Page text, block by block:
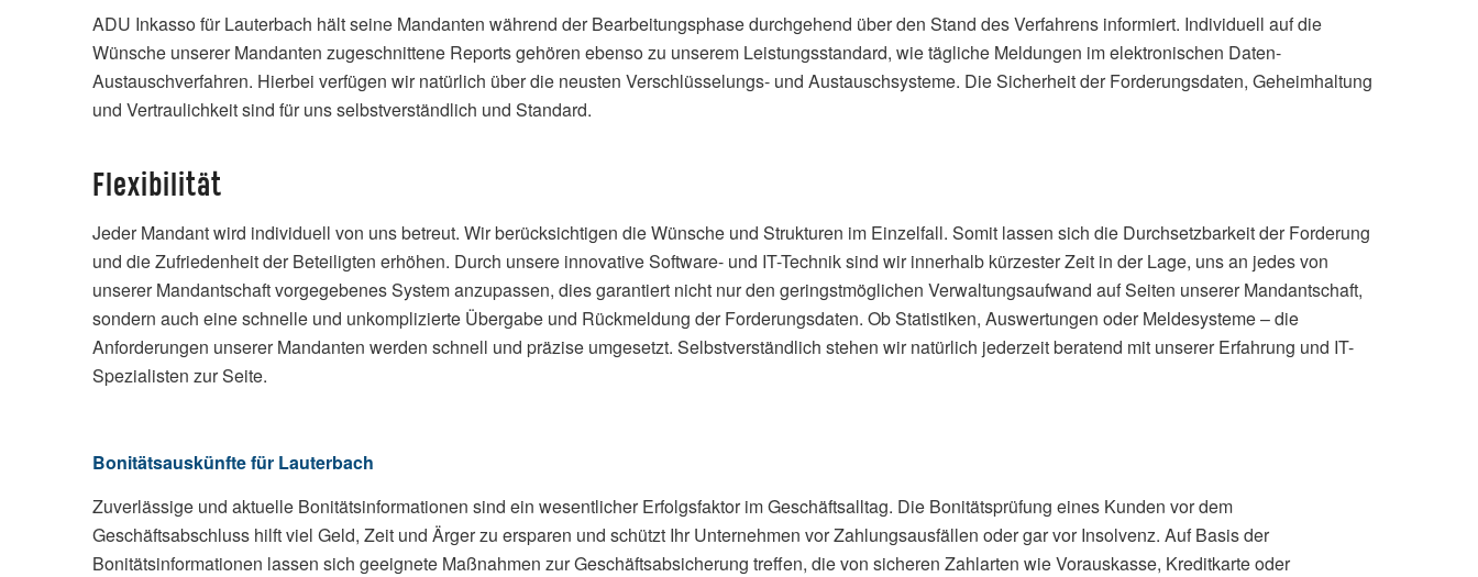
ADU Inkasso für Lauterbach hält seine Mandanten während der Bearbeitungsphase durchgehend über den Stand des Verfahrens informiert. Individuell auf die
Wünsche unserer Mandanten zugeschnittene Reports gehören ebenso zu unserem Leistungsstandard, wie tägliche Meldungen im elektronischen Daten-
Austauschverfahren. Hierbei verfügen wir natürlich über die neusten Verschlüsselungs- und Austauschsysteme. Die Sicherheit der Forderungsdaten, Geheimhaltung
und Vertraulichkeit sind für uns selbstverständlich und Standard.
Flexibilität
Jeder Mandant wird individuell von uns betreut. Wir berücksichtigen die Wünsche und Strukturen im Einzelfall. Somit lassen sich die Durchsetzbarkeit der Forderung
und die Zufriedenheit der Beteiligten erhöhen. Durch unsere innovative Software- und IT-Technik sind wir innerhalb kürzester Zeit in der Lage, uns an jedes von
unserer Mandantschaft vorgegebenes System anzupassen, dies garantiert nicht nur den geringstmöglichen Verwaltungsaufwand auf Seiten unserer Mandantschaft,
sondern auch eine schnelle und unkomplizierte Übergabe und Rückmeldung der Forderungsdaten. Ob Statistiken, Auswertungen oder Meldesysteme – die
Anforderungen unserer Mandanten werden schnell und präzise umgesetzt. Selbstverständlich stehen wir natürlich jederzeit beratend mit unserer Erfahrung und IT-
Spezialisten zur Seite.
Bonitätsauskünfte für Lauterbach
Zuverlässige und aktuelle Bonitätsinformationen sind ein wesentlicher Erfolgsfaktor im Geschäftsalltag. Die Bonitätsprüfung eines Kunden vor dem
Geschäftsabschluss hilft viel Geld, Zeit und Ärger zu ersparen und schützt Ihr Unternehmen vor Zahlungsausfällen oder gar vor Insolvenz. Auf Basis der
Bonitätsinformationen lassen sich geeignete Maßnahmen zur Geschäftsabsicherung treffen, die von sicheren Zahlarten wie Vorauskasse, Kreditkarte oder